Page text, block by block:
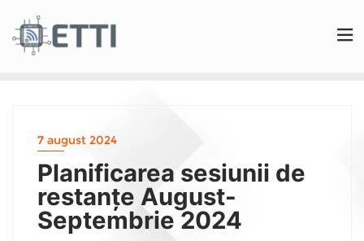
7 august 2024
Planificarea sesiunii de
restanțe August-
Septembrie 2024